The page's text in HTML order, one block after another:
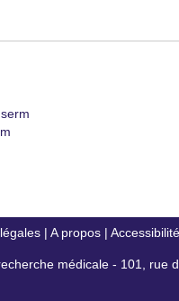
| A propos|
médicale - 101, rue